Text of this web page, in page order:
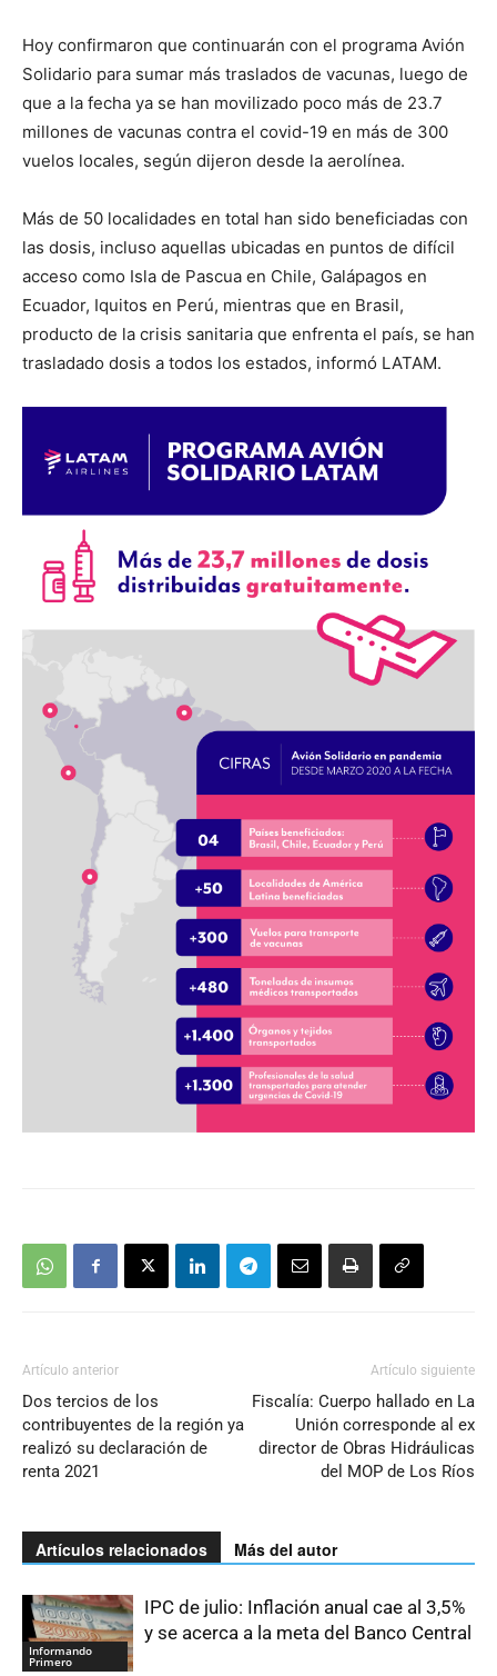
Hoy confirmaron que continuarán con el programa Avión
Solidario para sumar más traslados de vacunas, luego de
que a la fecha ya se han movilizado poco más de 23.7
millones de vacunas contra el covid-19 en más de 300
vuelos locales, según dijeron desde la aerolínea.
Más de 50 localidades en total han sido beneficiadas con
las dosis, incluso aquellas ubicadas en puntos de difícil
acceso como Isla de Pascua en Chile, Galápagos en
Ecuador, Iquitos en Perú, mientras que en Brasil,
producto de la crisis sanitaria que enfrenta el país, se han
trasladado dosis a todos los estados, informó LATAM.
Artículo anterior
Dos tercios de los
contribuyentes de la región ya
realizó su declaración de
renta 2021
Artículo siguiente
Fiscalía: Cuerpo hallado en La
Unión corresponde al ex
director de Obras Hidráulicas
del MOP de Los Ríos
Artículos relacionados Más del autor
Informando
Primero
IPC de julio: Inflación anual cae al 3,5%
y se acerca a la meta del Banco Central